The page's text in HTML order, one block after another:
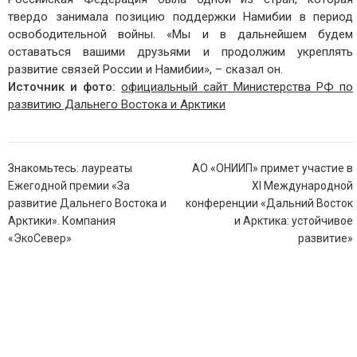
твердо занимала позицию поддержки Намибии в период
освободительной войны. «Мы и в дальнейшем будем
оставаться вашими друзьями и продолжим укреплять
развитие связей России и Намибии», – сказал он.
Источник и фото: официальный сайт Министерства РФ по
развитию Дальнего Востока и Арктики
Навигация
по
записям
Знакомьтесь: лауреаты
Ежегодной премии «За
развитие Дальнего Востока и
Арктики». Компания
«ЭкоСевер»
АО «ОНИИП» примет участие в
XI Международной
конференции «Дальний Восток
и Арктика: устойчивое
развитие»